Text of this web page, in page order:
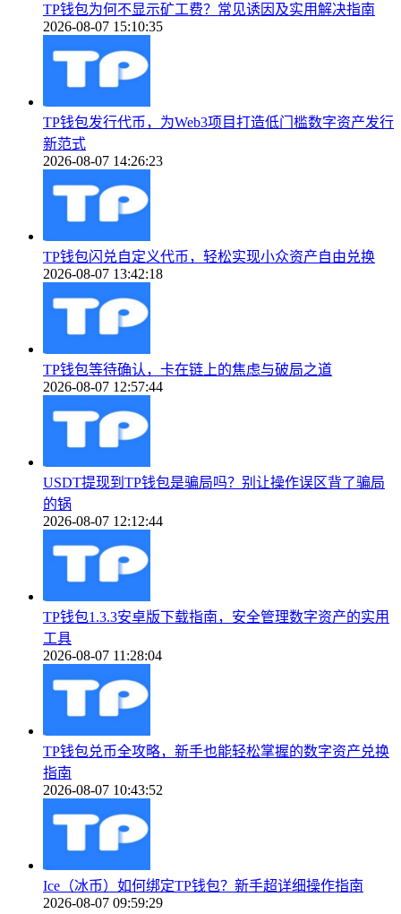
TP钱包为何不显示矿工费？常见诱因及实用解决指南
2026-08-07 15:10:35
TP钱包发行代币，为Web3项目打造低门槛数字资产发行
新范式
2026-08-07 14:26:23
TP钱包闪兑自定义代币，轻松实现小众资产自由兑换
2026-08-07 13:42:18
TP钱包等待确认，卡在链上的焦虑与破局之道
2026-08-07 12:57:44
USDT提现到TP钱包是骗局吗？别让操作误区背了骗局
的锅
2026-08-07 12:12:44
TP钱包1.3.3安卓版下载指南，安全管理数字资产的实用
工具
2026-08-07 11:28:04
TP钱包兑币全攻略，新手也能轻松掌握的数字资产兑换
指南
2026-08-07 10:43:52
Ice（冰币）如何绑定TP钱包？新手超详细操作指南
2026-08-07 09:59:29